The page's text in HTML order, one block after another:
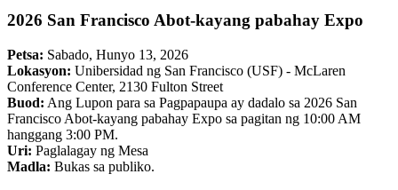
2026 San Francisco Abot-kayang pabahay Expo
Petsa: Sabado, Hunyo 13, 2026
Lokasyon: Unibersidad ng San Francisco (USF) - McLaren
Conference Center, 2130 Fulton Street
Buod: Ang Lupon para sa Pagpapaupa ay dadalo sa 2026 San
Francisco Abot-kayang pabahay Expo sa pagitan ng 10:00 AM
hanggang 3:00 PM.
Uri: Paglalagay ng Mesa
Madla: Bukas sa publiko.